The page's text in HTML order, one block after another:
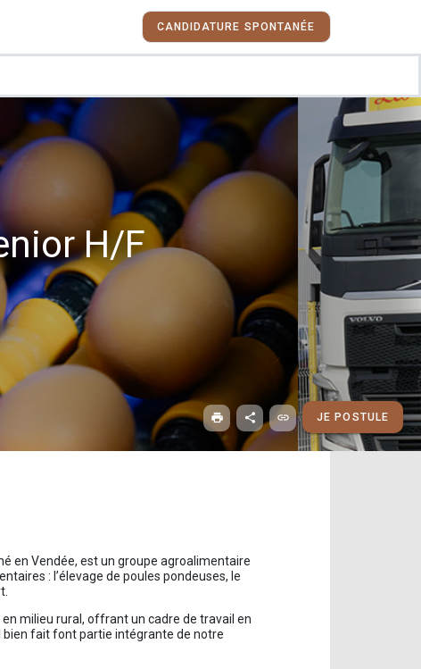
CANDIDATURE SPONTANÉE
H/F
print share link JE POSTULE
en Vendée, est un groupe agroalimentaire
: l’élevage de poules pondeuses, le
milieu rural, offrant un cadre de travail en
bien fait font partie intégrante de notre